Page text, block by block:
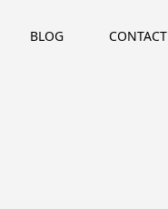
BLOG CONTACT